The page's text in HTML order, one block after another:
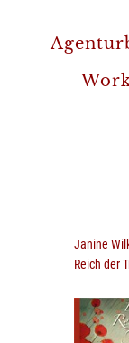
Janine
Reich der